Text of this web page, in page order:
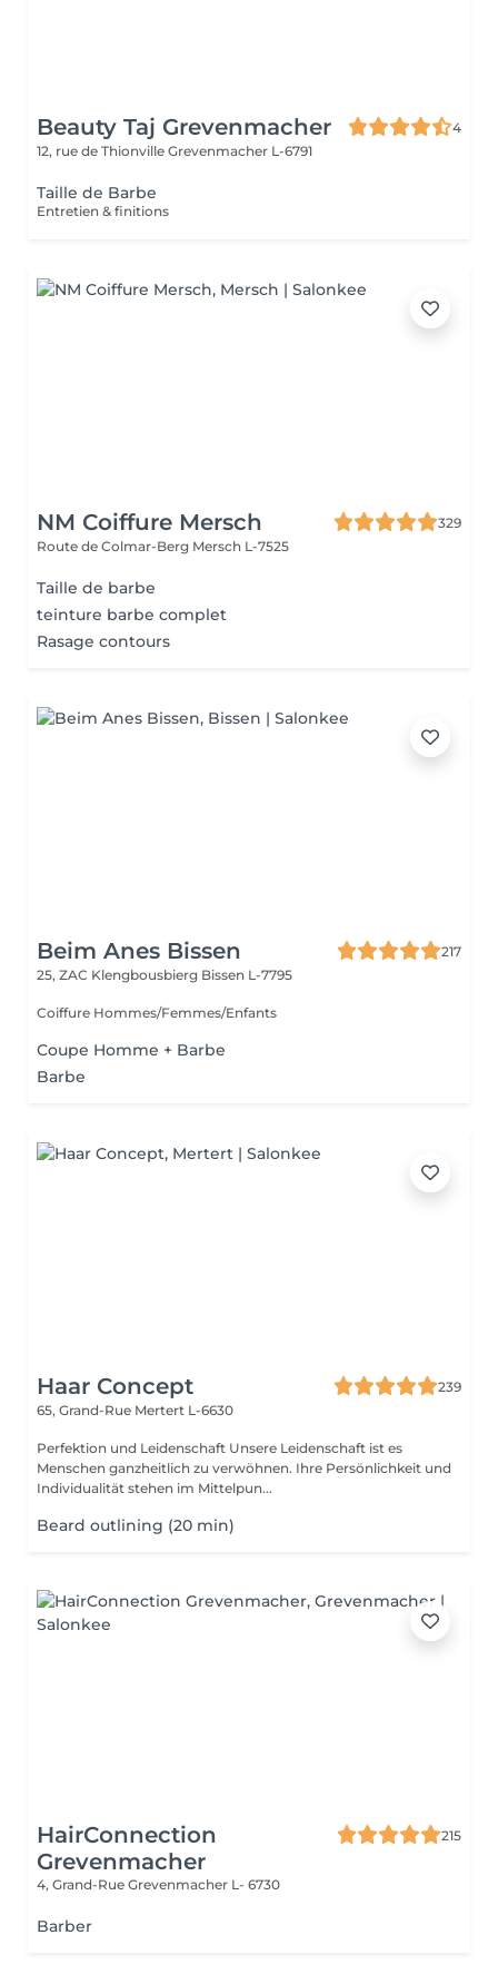
Beauty Taj Grevenmacher
4
12, rue de Thionville Grevenmacher L-6791
Taille de Barbe
Entretien & finitions
NM Coiffure Mersch
329
Route de Colmar-Berg Mersch L-7525
Taille de barbe
teinture barbe complet
Rasage contours
Beim Anes Bissen
217
25, ZAC Klengbousbierg Bissen L-7795
Coiffure Hommes/Femmes/Enfants
Coupe Homme + Barbe
Barbe
Haar Concept
239
65, Grand-Rue Mertert L-6630
Perfektion und Leidenschaft Unsere Leidenschaft ist es
Menschen ganzheitlich zu verwöhnen. Ihre Persönlichkeit und
Individualität stehen im Mittelpun...
Beard outlining (20 min)
HairConnection
Grevenmacher
215
4, Grand-Rue Grevenmacher L- 6730
Barber